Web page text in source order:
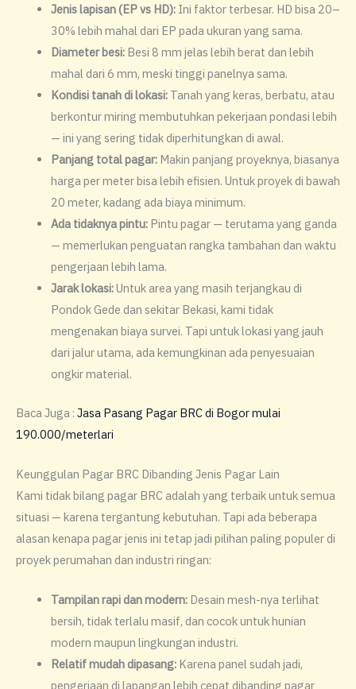
Jenis lapisan (EP vs HD):Ini faktor terbesar. HD bisa 20–
30% lebih mahal dari EP pada ukuran yang sama.
Diameter besi:Besi 8 mm jelas lebih berat dan lebih
mahal dari 6 mm, meski tinggi panelnya sama.
Kondisi tanah di lokasi:Tanah yang keras, berbatu, atau
berkontur miring membutuhkan pekerjaan pondasi lebih
— ini yang sering tidak diperhitungkan di awal.
Panjang total pagar:Makin panjang proyeknya, biasanya
harga per meter bisa lebih efisien. Untuk proyek di bawah
20 meter, kadang ada biaya minimum.
Ada tidaknya pintu:Pintu pagar — terutama yang ganda
— memerlukan penguatan rangka tambahan dan waktu
pengerjaan lebih lama.
Jarak lokasi:Untuk area yang masih terjangkau di
Pondok Gede dan sekitar Bekasi, kami tidak
mengenakan biaya survei. Tapi untuk lokasi yang jauh
dari jalur utama, ada kemungkinan ada penyesuaian
ongkir material.
Baca Juga : Jasa Pasang Pagar BRC di Bogor mulai
190.000/meterlari
Keunggulan Pagar BRC Dibanding Jenis Pagar Lain
Kami tidak bilang pagar BRC adalah yang terbaik untuk semua
situasi — karena tergantung kebutuhan. Tapi ada beberapa
alasan kenapa pagar jenis ini tetap jadi pilihan paling populer di
proyek perumahan dan industri ringan:
Tampilan rapi dan modern:Desain mesh-nya terlihat
bersih, tidak terlalu masif, dan cocok untuk hunian
modern maupun lingkungan industri.
Relatif mudah dipasang:Karena panel sudah jadi,
pengerjaan di lapangan lebih cepat dibanding pagar